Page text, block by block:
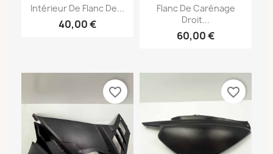
Intérieur De Flanc De...
40,00 €
Flanc De Carénage
Droit...
60,00 €
favorite_border favorite_border